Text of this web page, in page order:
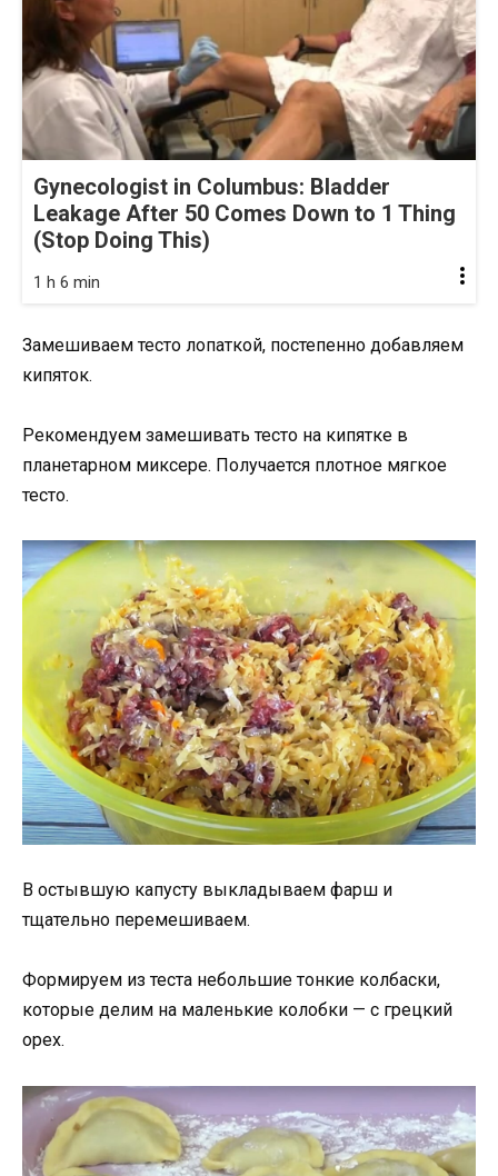
Gynecologist in Columbus: Bladder
Leakage After 50 Comes Down to 1 Thing
(Stop Doing This)
1 h 6 min
Замешиваем тесто лопаткой, постепенно добавляем
кипяток.
Рекомендуем замешивать тесто на кипятке в
планетарном миксере. Получается плотное мягкое
тесто.
В остывшую капусту выкладываем фарш и
тщательно перемешиваем.
Формируем из теста небольшие тонкие колбаски,
которые делим на маленькие колобки — с грецкий
орех.